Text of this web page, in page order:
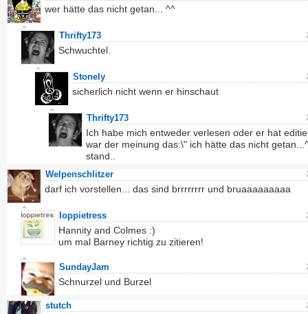
wer hätte das nicht getan... ^^
Thrifty173
Schwuchtel.
Stonely
sicherlich nicht wenn er hinschaut
Thrifty173
Ich habe mich entweder verlesen oder er hat
war der meinung das:\" ich hätte das nicht
stand..
Welpenschlitzer
darf ich vorstellen... das sind brrrrrrrr und bruaaaaaaaaa
loppietress
Hannity and Colmes :)
um mal Barney richtig zu zitieren!
SundayJam
Schnurzel und Burzel
stutch